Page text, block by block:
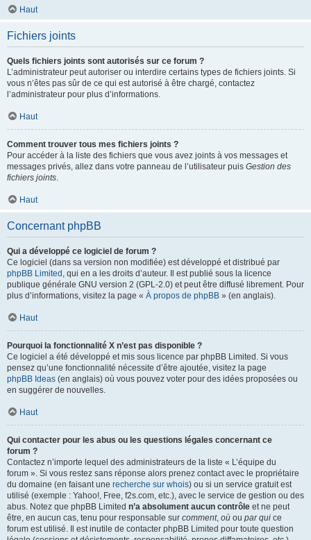
Haut
Fichiers joints
Quels fichiers joints sont autorisés sur ce forum ?
L’administrateur peut autoriser ou interdire certains types de fichiers joints. Si
vous n’êtes pas sûr de ce qui est autorisé à être chargé, contactez
l’administrateur pour plus d’informations.
Haut
Comment trouver tous mes fichiers joints ?
Pour accéder à la liste des fichiers que vous avez joints à vos messages et
messages privés, allez dans votre panneau de l’utilisateur puis Gestion des
fichiers joints.
Haut
Concernant phpBB
Qui a développé ce logiciel de forum ?
Ce logiciel (dans sa version non modifiée) est développé et distribué par
phpBB Limited , qui en a les droits d’auteur. Il est publié sous la licence
publique générale GNU version 2 (GPL-2.0) et peut être diffusé librement. Pour
plus d’informations, visitez la page « À propos de phpBB » (en anglais).
Haut
Pourquoi la fonctionnalité X n’est pas disponible ?
Ce logiciel a été développé et mis sous licence par phpBB Limited. Si vous
pensez qu’une fonctionnalité nécessite d’être ajoutée, visitez la page
phpBB Ideas (en anglais) où vous pouvez voter pour des idées proposées ou
en suggérer de nouvelles.
Haut
Qui contacter pour les abus ou les questions légales concernant ce
forum ?
Contactez n’importe lequel des administrateurs de la liste « L’équipe du
forum ». Si vous restez sans réponse alors prenez contact avec le propriétaire
du domaine (en faisant une recherche sur whois) ou si un service gratuit est
utilisé (exemple : Yahoo!, Free, f2s.com, etc.), avec le service de gestion ou des
abus. Notez que phpBB Limited n’a absolument aucun contrôle et ne peut
être, en aucun cas, tenu pour responsable sur comment, où ou par qui ce
forum est utilisé. Il est inutile de contacter phpBB Limited pour toute question